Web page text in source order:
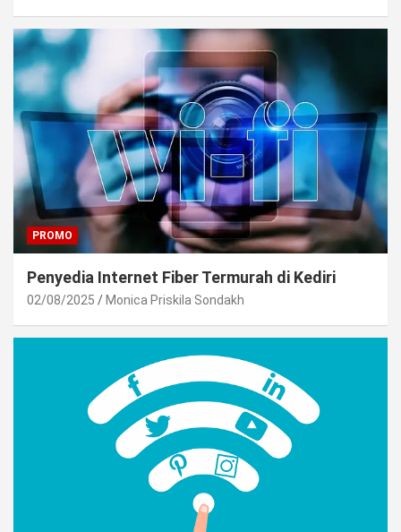
PROMO
Penyedia Internet Fiber Termurah di Kediri
02/08/2025 Monica Priskila Sondakh